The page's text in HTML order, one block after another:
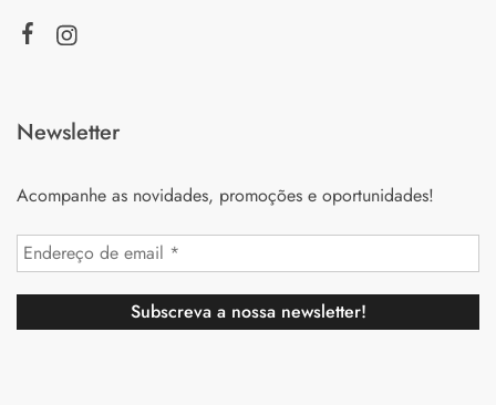
Newsletter
Acompanhe as novidades, promoções e oportunidades!